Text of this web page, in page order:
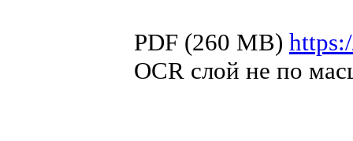
PDF (260 MB)
OCR слой не по